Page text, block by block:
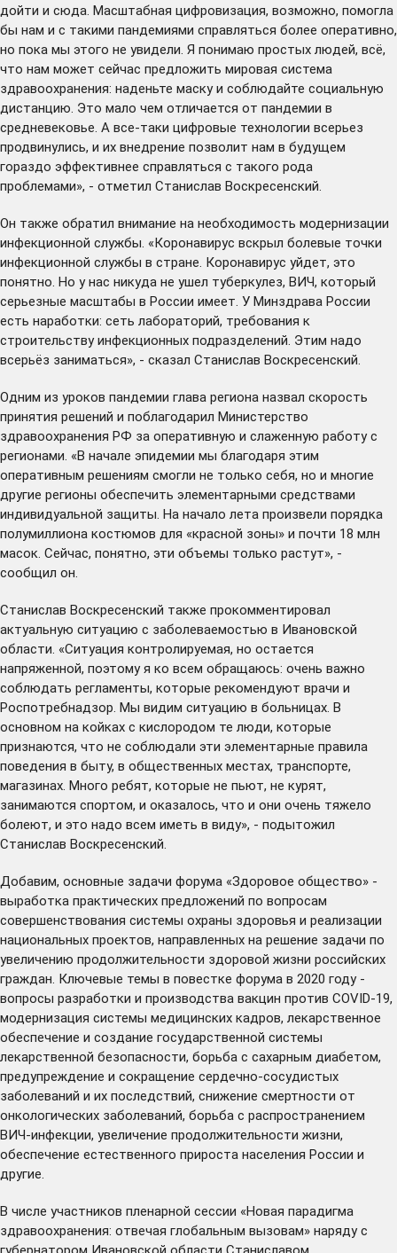
дойти и сюда. Масштабная цифровизация, возможно, помогла
бы нам и с такими пандемиями справляться более оперативно,
но пока мы этого не увидели. Я понимаю простых людей, всё,
что нам может сейчас предложить мировая система
здравоохранения: наденьте маску и соблюдайте социальную
дистанцию. Это мало чем отличается от пандемии в
средневековье. А все-таки цифровые технологии всерьез
продвинулись, и их внедрение позволит нам в будущем
гораздо эффективнее справляться с такого рода
проблемами», - отметил Станислав Воскресенский.
Он также обратил внимание на необходимость модернизации
инфекционной службы. «Коронавирус вскрыл болевые точки
инфекционной службы в стране. Коронавирус уйдет, это
понятно. Но у нас никуда не ушел туберкулез, ВИЧ, который
серьезные масштабы в России имеет. У Минздрава России
есть наработки: сеть лабораторий, требования к
строительству инфекционных подразделений. Этим надо
всерьёз заниматься», - сказал Станислав Воскресенский.
Одним из уроков пандемии глава региона назвал скорость
принятия решений и поблагодарил Министерство
здравоохранения РФ за оперативную и слаженную работу с
регионами. «В начале эпидемии мы благодаря этим
оперативным решениям смогли не только себя, но и многие
другие регионы обеспечить элементарными средствами
индивидуальной защиты. На начало лета произвели порядка
полумиллиона костюмов для «красной зоны» и почти 18 млн
масок. Сейчас, понятно, эти объемы только растут», -
сообщил он.
Станислав Воскресенский также прокомментировал
актуальную ситуацию с заболеваемостью в Ивановской
области. «Ситуация контролируемая, но остается
напряженной, поэтому я ко всем обращаюсь: очень важно
соблюдать регламенты, которые рекомендуют врачи и
Роспотребнадзор. Мы видим ситуацию в больницах. В
основном на койках с кислородом те люди, которые
признаются, что не соблюдали эти элементарные правила
поведения в быту, в общественных местах, транспорте,
магазинах. Много ребят, которые не пьют, не курят,
занимаются спортом, и оказалось, что и они очень тяжело
болеют, и это надо всем иметь в виду», - подытожил
Станислав Воскресенский.
Добавим, основные задачи форума «Здоровое общество» -
выработка практических предложений по вопросам
совершенствования системы охраны здоровья и реализации
национальных проектов, направленных на решение задачи по
увеличению продолжительности здоровой жизни российских
граждан. Ключевые темы в повестке форума в 2020 году -
вопросы разработки и производства вакцин против COVID-19,
модернизация системы медицинских кадров, лекарственное
обеспечение и создание государственной системы
лекарственной безопасности, борьба с сахарным диабетом,
предупреждение и сокращение сердечно-сосудистых
заболеваний и их последствий, снижение смертности от
онкологических заболеваний, борьба с распространением
ВИЧ-инфекции, увеличение продолжительности жизни,
обеспечение естественного прироста населения России и
другие.
В числе участников пленарной сессии «Новая парадигма
здравоохранения: отвечая глобальным вызовам» наряду с